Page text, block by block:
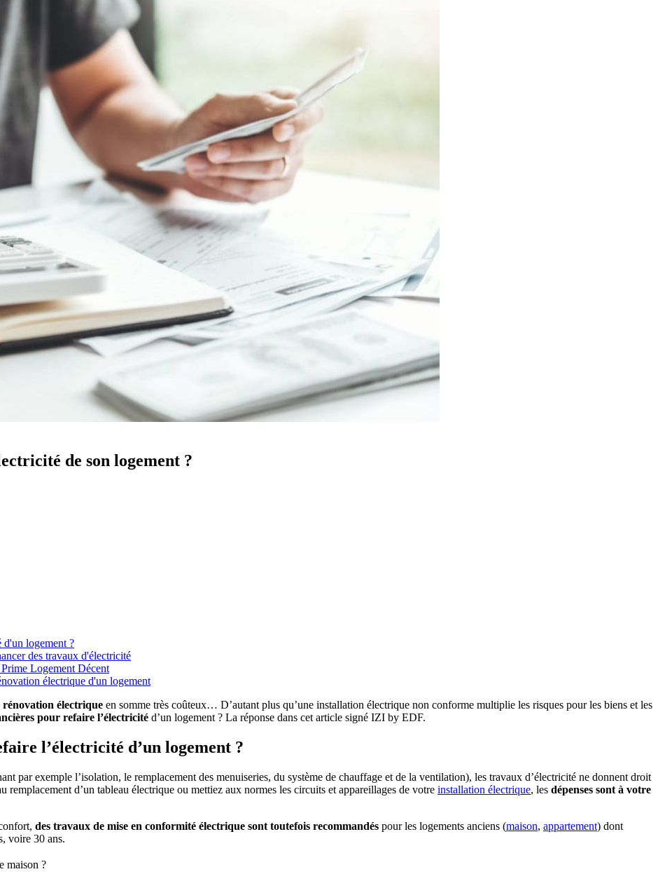
de son logement ?
d'un logement ?
des travaux d'électricité
Logement Décent
électrique d'un logement
électrique en somme très coûteux… D’autant plus qu’une installation électrique non conforme multiplie les risques pour les biens et les
pour refaire l’électricité d’un logement ? La réponse dans cet article signé IZI by EDF.
l’électricité d’un logement ?
par exemple l’isolation, le remplacement des menuiseries, du système de chauffage et de la ventilation), les travaux d’électricité ne donnent droit
remplacement d’un tableau électrique ou mettiez aux normes les circuits et appareillages de votre installation électrique, les dépenses sont à votre
des travaux de mise en conformité électrique sont toutefois recommandés pour les logements anciens (maison, appartement) dont
voire 30 ans.
maison ?